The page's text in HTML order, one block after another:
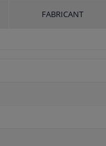
FABRICANT